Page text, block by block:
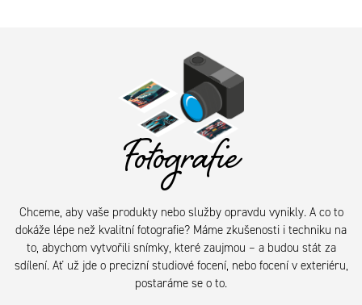
Fotografie
Chceme, aby vaše produkty nebo služby opravdu vynikly. A co to
dokáže lépe než kvalitní fotografie? Máme zkušenosti i techniku na
to, abychom vytvořili snímky, které zaujmou – a budou stát za
sdílení. Ať už jde o precizní studiové focení, nebo focení v exteriéru,
postaráme se o to.